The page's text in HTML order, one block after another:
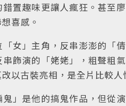
置趣味更讓人瘋狂。甚至
喜感。
「女」主角，反串澎澎的「
飾演的「姥姥」，粗聲粗
以古裝亮相，是全片比較人
」是他的搞鬼作品，但從